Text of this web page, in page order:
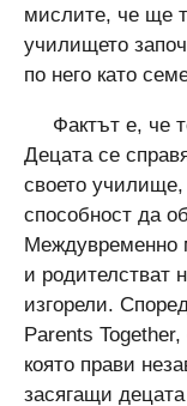
мислите, че ще
училището
по него като
Фактът е, че
Децата се
своето
способност да
Междувременно
и родителстват
изгорели.
Parents
която прави
засягащи